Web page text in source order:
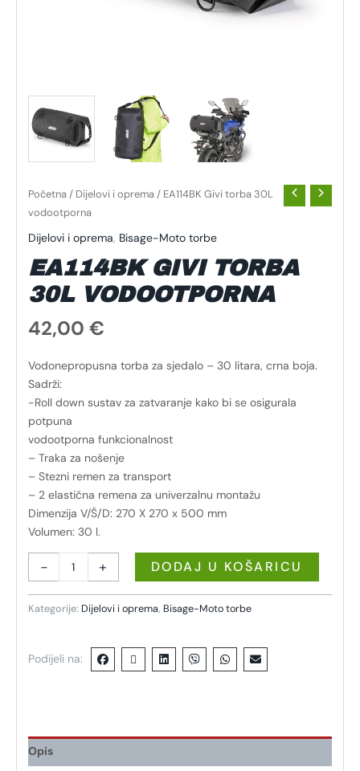
Početna / Dijelovi i oprema / EA114BK Givi torba 30L
vodootporna
Dijelovi i oprema, Bisage-Moto torbe
EA114BK GIVI TORBA
30L VODOOTPORNA
42,00 €
Vodonepropusna torba za sjedalo – 30 litara, crna boja.
Sadrži:
-Roll down sustav za zatvaranje kako bi se osigurala
potpuna
vodootporna funkcionalnost
– Traka za nošenje
– Stezni remen za transport
– 2 elastična remena za univerzalnu montažu
Dimenzija V/Š/D: 270 X 270 x 500 mm
Volumen: 30 l.
- + DODAJ U KOŠARICU
Kategorije: Dijelovi i oprema, Bisage-Moto torbe
Podijeli na:
Opis